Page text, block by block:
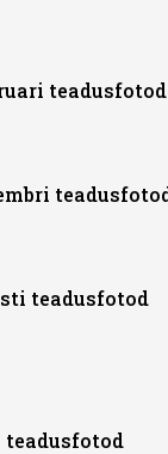
teadusfotod
teadusfotod
teadusfotod